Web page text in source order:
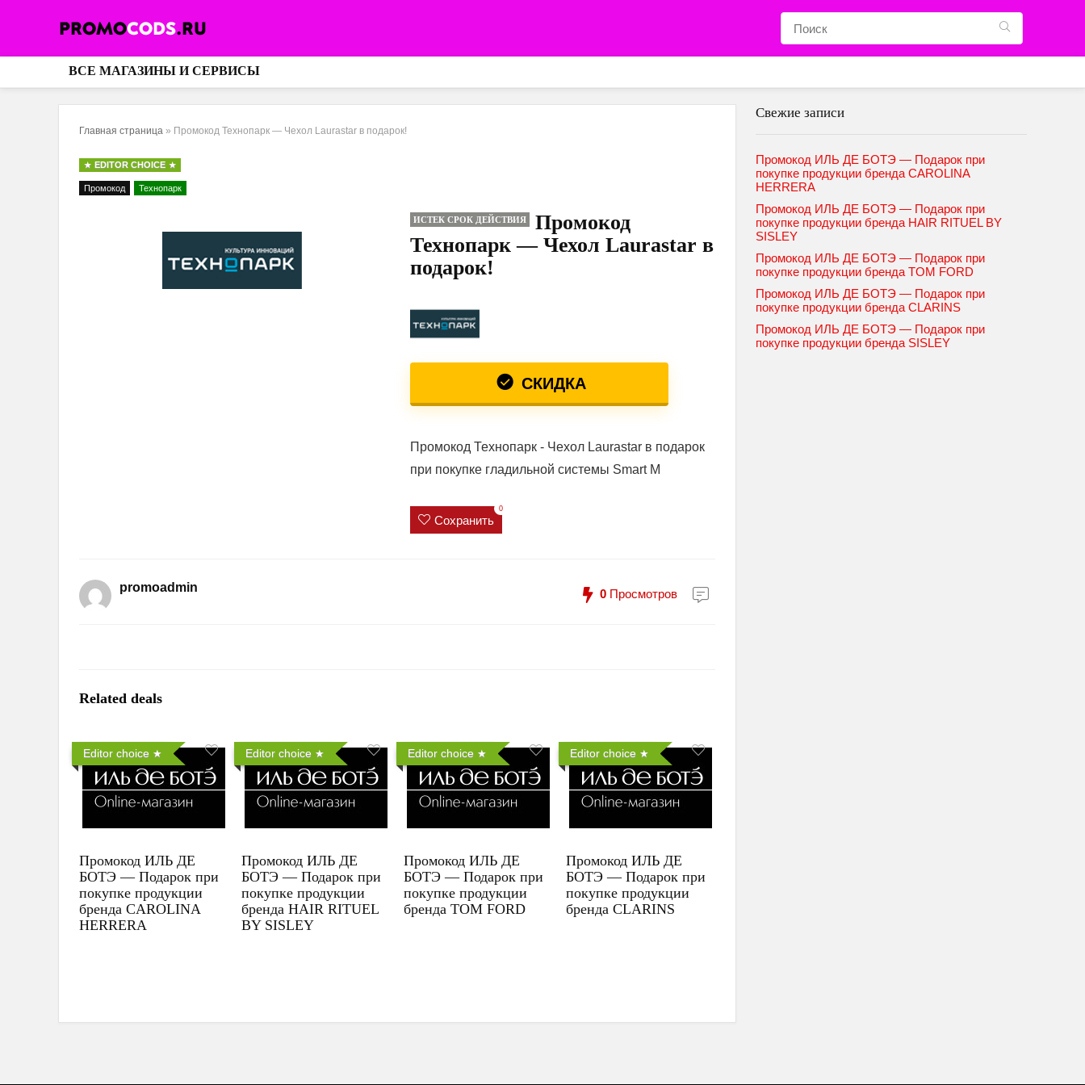
ВСЕ МАГАЗИНЫ И СЕРВИСЫ
Главная страница » Промокод Технопарк — Чехол Laurastar в подарок!
EDITOR CHOICE
Промокод Технопарк
ИСТЕК СРОК ДЕЙСТВИЯ
Промокод
Технопарк — Чехол Laurastar в
подарок!
СКИДКА
Промокод Технопарк - Чехол Laurastar в подарок
при покупке гладильной системы Smart M
Сохранить
0
promoadmin 0 Просмотров
Related deals
Editor choice
Промокод ИЛЬ ДЕ
БОТЭ — Подарок при
покупке продукции
бренда CAROLINA
HERRERA
Editor choice
Промокод ИЛЬ ДЕ
БОТЭ — Подарок при
покупке продукции
бренда HAIR RITUEL
BY SISLEY
Editor choice
Промокод ИЛЬ ДЕ
БОТЭ — Подарок при
покупке продукции
бренда TOM FORD
Editor choice
Промокод ИЛЬ ДЕ
БОТЭ — Подарок при
покупке продукции
бренда CLARINS
Свежие записи
Промокод ИЛЬ ДЕ БОТЭ — Подарок при
покупке продукции бренда CAROLINA
HERRERA
Промокод ИЛЬ ДЕ БОТЭ — Подарок при
покупке продукции бренда HAIR RITUEL BY
SISLEY
Промокод ИЛЬ ДЕ БОТЭ — Подарок при
покупке продукции бренда TOM FORD
Промокод ИЛЬ ДЕ БОТЭ — Подарок при
покупке продукции бренда CLARINS
Промокод ИЛЬ ДЕ БОТЭ — Подарок при
покупке продукции бренда SISLEY